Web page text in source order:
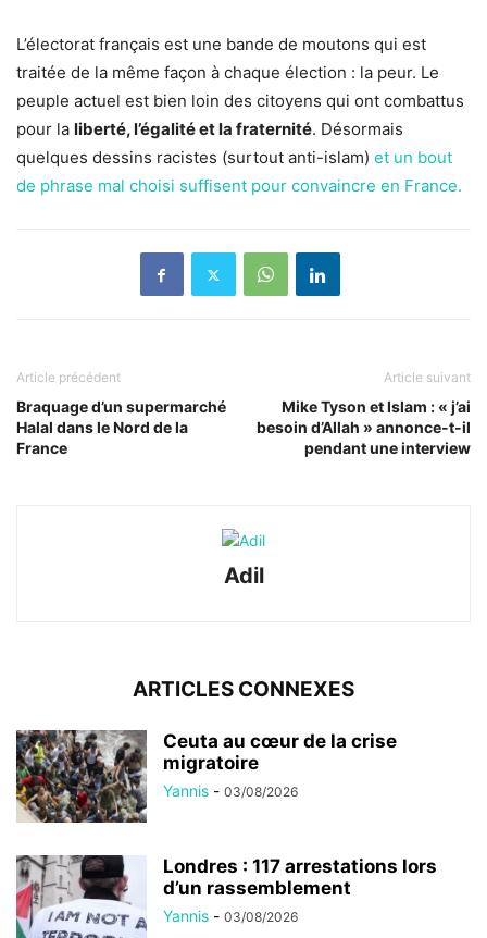
L’électorat français est une bande de moutons qui est
traitée de la même façon à chaque élection : la peur. Le
peuple actuel est bien loin des citoyens qui ont combattus
pour la liberté, l’égalité et la fraternité. Désormais
quelques dessins racistes (surtout anti-islam) et un bout
de phrase mal choisi suffisent pour convaincre en France.
Article précédent
Braquage d’un supermarché
Halal dans le Nord de la
France
Article suivant
Mike Tyson et Islam : « j’ai
besoin d’Allah » annonce-t-il
pendant une interview
Adil
ARTICLES CONNEXES
Ceuta au cœur de la crise
migratoire
Yannis - 03/08/2026
Londres : 117 arrestations lors
d’un rassemblement
Yannis - 03/08/2026